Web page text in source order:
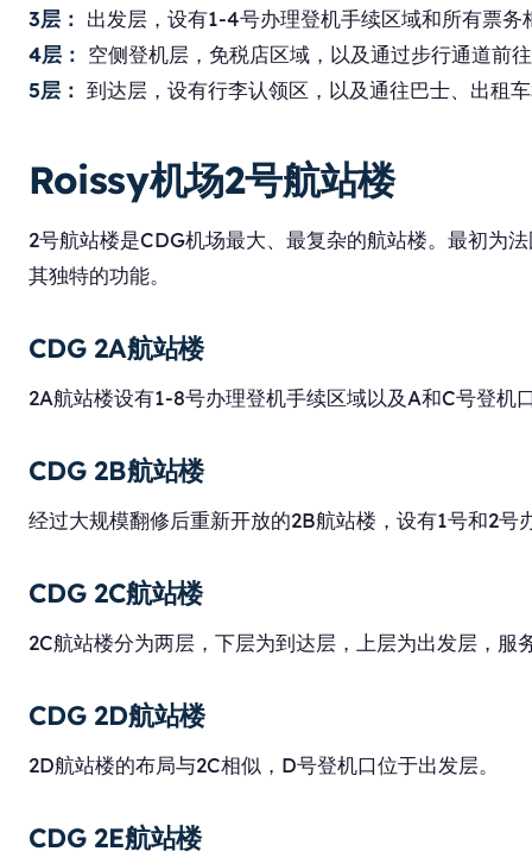
3层： 出发层，设有1-4号办理登机手续区域和所有票务
4层： 空侧登机层，免税店区域，以及通过步行通道前
5层： 到达层，设有行李认领区，以及通往巴士、出租
Roissy机场2号航站楼
2号航站楼是CDG机场最大、最复杂的航站楼。最初为
其独特的功能。
CDG 2A航站楼
2A航站楼设有1-8号办理登机手续区域以及A和C号登机
CDG 2B航站楼
经过大规模翻修后重新开放的2B航站楼，设有1号和2
CDG 2C航站楼
2C航站楼分为两层，下层为到达层，上层为出发层，服
CDG 2D航站楼
2D航站楼的布局与2C相似，D号登机口位于出发层。
CDG 2E航站楼